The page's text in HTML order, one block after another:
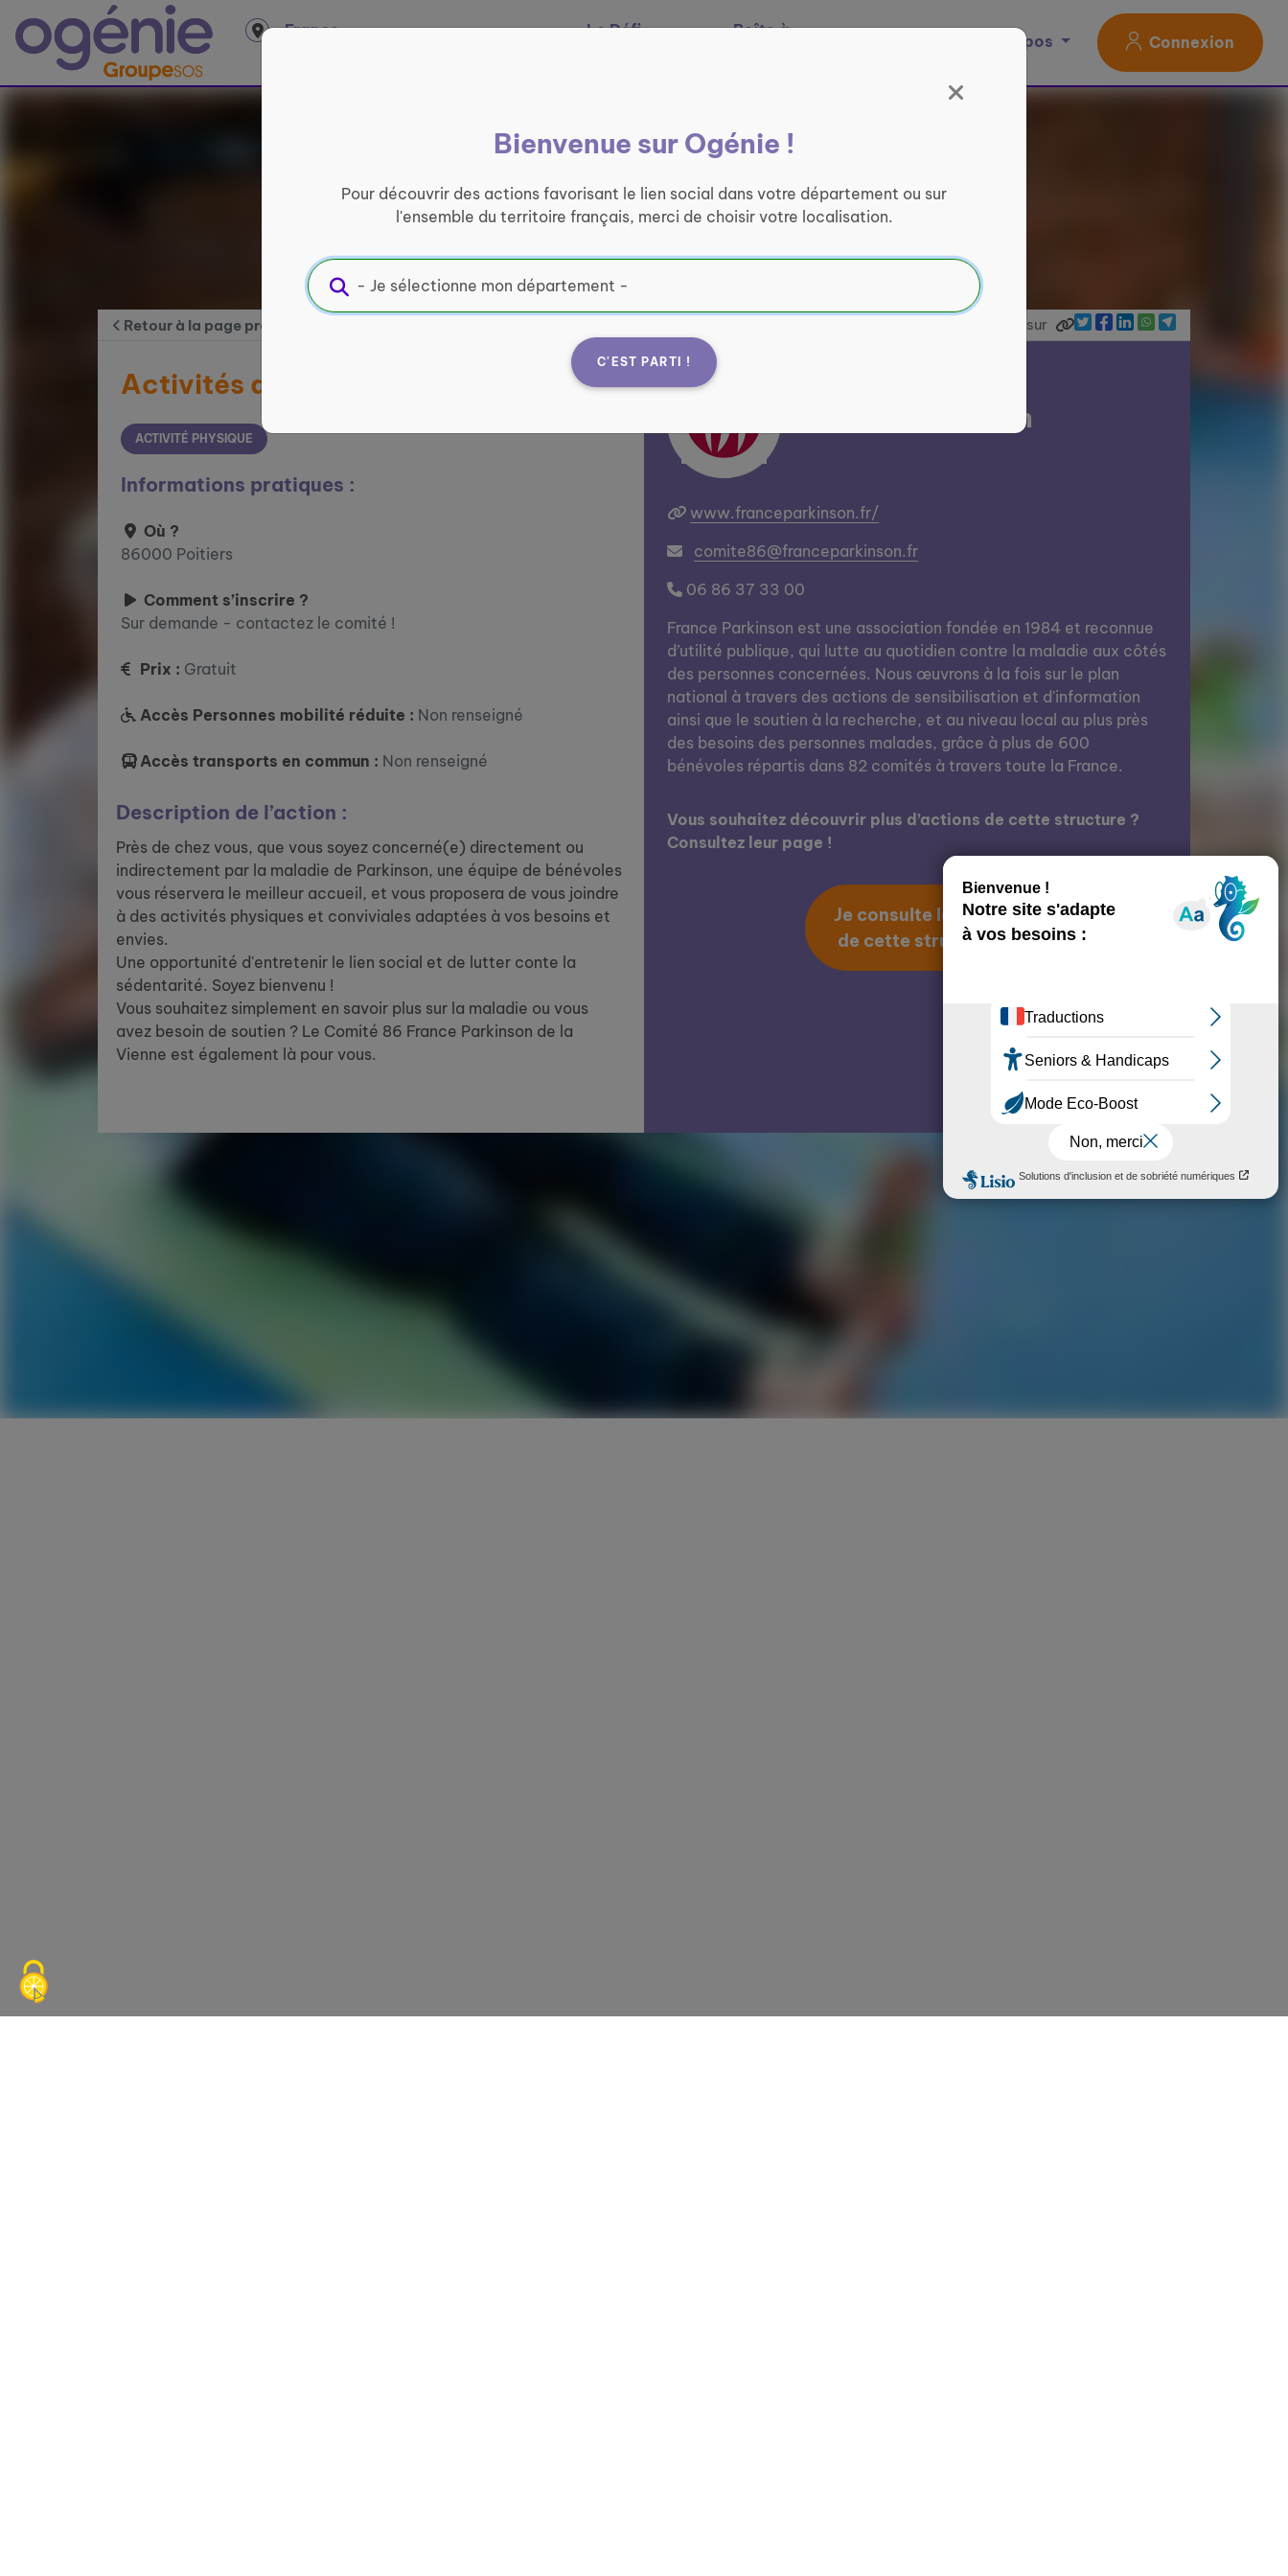
France
Le Défi
Boîte à
À propos Connexion
Bienvenue sur Ogénie !
Pour découvrir des actions favorisant le lien social dans votre département ou sur
l'ensemble du territoire français, merci de choisir votre localisation.
C'EST PARTI !
Retour à la page précédente Partager sur
Activités adaptées
ACTIVITÉ PHYSIQUE
Informations pratiques :
Où ?
86000 Poitiers
Comment s’inscrire ?
Sur demande - contactez le comité !
Prix : Gratuit
Accès Personnes mobilité réduite : Non renseigné
Accès transports en commun : Non renseigné
Description de l’action :
Près de chez vous, que vous soyez concerné(e) directement ou
indirectement par la maladie de Parkinson, une équipe de bénévoles
vous réservera le meilleur accueil, et vous proposera de vous joindre
à des activités physiques et conviviales adaptées à vos besoins et
envies.
Une opportunité d'entretenir le lien social et de lutter conte la
sédentarité. Soyez bienvenu !
Vous souhaitez simplement en savoir plus sur la maladie ou vous
avez besoin de soutien ? Le Comité 86 France Parkinson de la
Vienne est également là pour vous.
France Parkinson
www.franceparkinson.fr/
comite86@franceparkinson.fr
06 86 37 33 00
France Parkinson est une association fondée en 1984 et reconnue
d’utilité publique, qui lutte au quotidien contre la maladie aux côtés
des personnes concernées. Nous œuvrons à la fois sur le plan
national à travers des actions de sensibilisation et d'information
ainsi que le soutien à la recherche, et au niveau local au plus près
des besoins des personnes malades, grâce à plus de 600
bénévoles répartis dans 82 comités à travers toute la France.
Vous souhaitez découvrir plus d’actions de cette structure ?
Consultez leur page !
Je consulte la page
de cette structure
Panneau de gestion des cookies